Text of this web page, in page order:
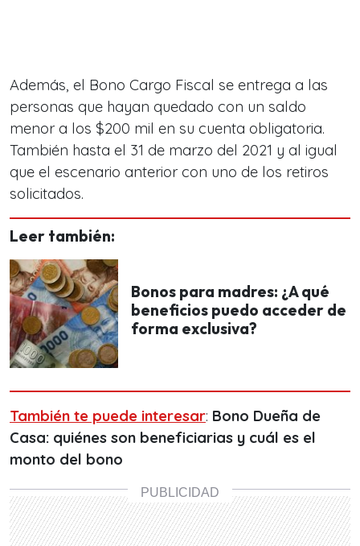
Además, el Bono Cargo Fiscal se entrega a las
personas que hayan quedado con un saldo
menor a los $200 mil en su cuenta obligatoria.
También hasta el 31 de marzo del 2021 y al igual
que el escenario anterior con uno de los retiros
solicitados.
Leer también:
Bonos para madres: ¿A qué
beneficios puedo acceder de
forma exclusiva?
También te puede interesar: Bono Dueña de
Casa: quiénes son beneficiarias y cuál es el
monto del bono